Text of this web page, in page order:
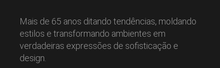
Mais de 65 anos ditando tendências, moldando
estilos e transformando ambientes em
verdadeiras expressões de sofisticação e
design.